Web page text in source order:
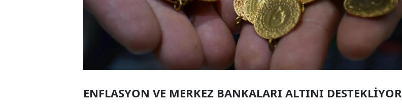
ENFLASYON VE MERKEZ BANKALARI ALTINI DESTEKLİYOR